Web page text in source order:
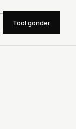
Tool gönder